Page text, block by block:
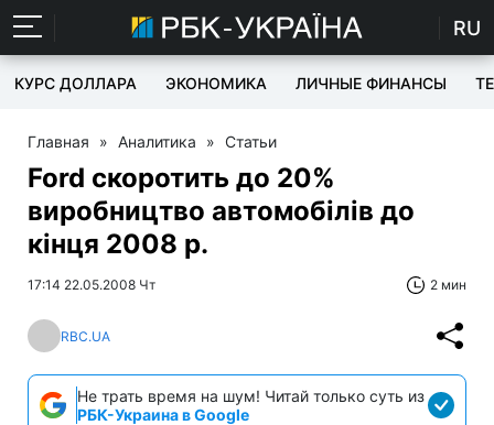
RU
КУРС ДОЛЛАРА ЭКОНОМИКА ЛИЧНЫЕ ФИНАНСЫ
Главная » Аналитика » Статьи
Ford скоротить до 20%
виробництво автомобілів до
кінця 2008 р.
17:14 22.05.2008 Чт 2 мин
RBC.UA
Не трать время на шум! Читай только суть из
РБК-Украина в Google